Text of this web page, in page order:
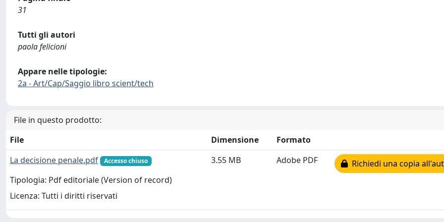
31
Tutti gli autori
paola felicioni
Appare nelle tipologie:
2a - Art/Cap/Saggio libro scient/tech
File in questo prodotto:
File
Dimensione
Formato
La decisione penale.pdf
Accesso chiuso
Tipologia: Pdf editoriale (Version of record)
Licenza: Tutti i diritti riservati
3.55 MB Adobe PDF Richiedi una copia